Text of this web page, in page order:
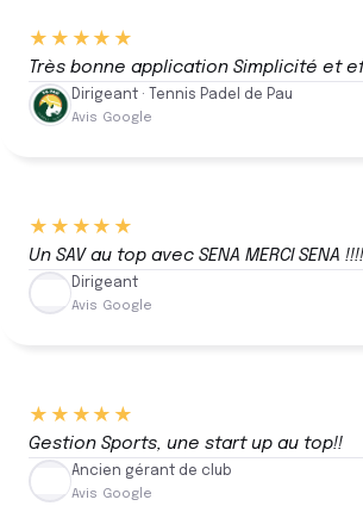
★★★★★
Très bonne application Simplicité et
Dirigeant · Tennis Padel de Pau
Avis Google
★★★★★
Un SAV au top avec SENA MERCI SENA !!!!
Dirigeant
Avis Google
★★★★★
Gestion Sports, une start up au top!!
Ancien gérant de club
Avis Google